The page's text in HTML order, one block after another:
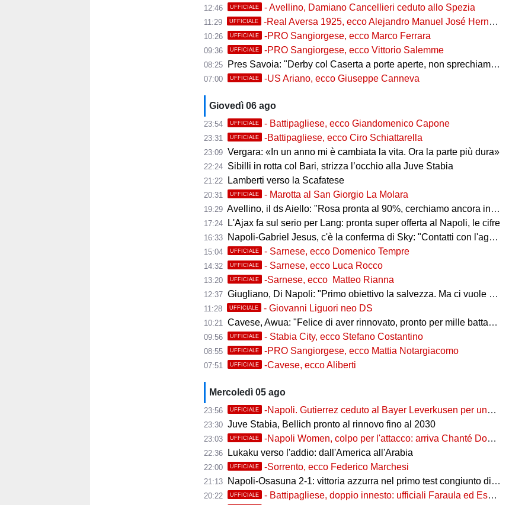
12:46 UFFICIALE - Avellino, Damiano Cancellieri ceduto allo Spezia
11:29 UFFICIALE -Real Aversa 1925, ecco Alejandro Manuel José Hernández Gouveia,
10:26 UFFICIALE -PRO Sangiorgese, ecco Marco Ferrara
09:36 UFFICIALE -PRO Sangiorgese, ecco Vittorio Salemme
08:25 Pres Savoia: "Derby col Caserta a porte aperte, non sprechiamo l'occasione"
07:00 UFFICIALE -US Ariano, ecco Giuseppe Canneva
Giovedì 06 ago
23:54 UFFICIALE - Battipagliese, ecco Giandomenico Capone
23:31 UFFICIALE -Battipagliese, ecco Ciro Schiattarella
23:09 Vergara: «In un anno mi è cambiata la vita. Ora la parte più dura»
22:24 Sibilli in rotta col Bari, strizza l’occhio alla Juve Stabia
21:22 Lamberti verso la Scafatese
20:31 UFFICIALE - Marotta al San Giorgio La Molara
19:29 Avellino, il ds Aiello: "Rosa pronta al 90%, cerchiamo ancora innesti di qualità"
17:24 L'Ajax fa sul serio per Lang: pronta super offerta al Napoli, le cifre
16:33 Napoli-Gabriel Jesus, c'è la conferma di Sky: "Contatti con l'agente, i dettagli"
15:04 UFFICIALE - Sarnese, ecco Domenico Tempre
14:32 UFFICIALE - Sarnese, ecco Luca Rocco
13:20 UFFICIALE -Sarnese, ecco Matteo Rianna
12:37 Giugliano, Di Napoli: "Primo obiettivo la salvezza. Ma ci vuole ambizione"
11:28 UFFICIALE - Giovanni Liguori neo DS
10:21 Cavese, Awua: "Felice di aver rinnovato, pronto per mille battaglie"
09:56 UFFICIALE - Stabia City, ecco Stefano Costantino
08:55 UFFICIALE -PRO Sangiorgese, ecco Mattia Notargiacomo
07:51 UFFICIALE -Cavese, ecco Aliberti
Mercoledì 05 ago
23:56 UFFICIALE -Napoli. Gutierrez ceduto al Bayer Leverkusen per una cifra record
23:30 Juve Stabia, Bellich pronto al rinnovo fino al 2030
23:03 UFFICIALE -Napoli Women, colpo per l'attacco: arriva Chanté Dompig
22:36 Lukaku verso l'addio: dall'America all'Arabia
22:00 UFFICIALE -Sorrento, ecco Federico Marchesi
21:13 Napoli-Osasuna 2-1: vittoria azzurra nel primo test congiunto di Castel di Sangro
20:22 UFFICIALE
- Battipagliese, doppio innesto: ufficiali Faraula ed Esposito